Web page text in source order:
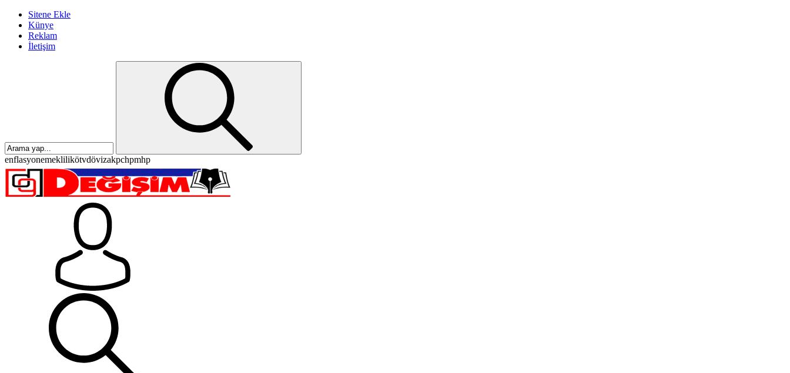
Sitene Ekle
Künye
Reklam
İletişim
enflasyonemeklilikötvdövizakpchpmhp